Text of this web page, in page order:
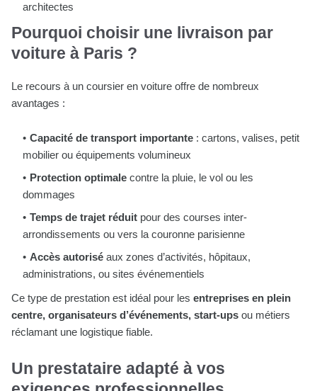
architectes
Pourquoi choisir une livraison par
voiture à Paris ?
Le recours à un coursier en voiture offre de nombreux
avantages :
Capacité de transport importante : cartons, valises, petit
mobilier ou équipements volumineux
Protection optimale contre la pluie, le vol ou les
dommages
Temps de trajet réduit pour des courses inter-
arrondissements ou vers la couronne parisienne
Accès autorisé aux zones d’activités, hôpitaux,
administrations, ou sites événementiels
Ce type de prestation est idéal pour les entreprises en plein
centre, organisateurs d’événements, start-ups ou métiers
réclamant une logistique fiable.
Un prestataire adapté à vos